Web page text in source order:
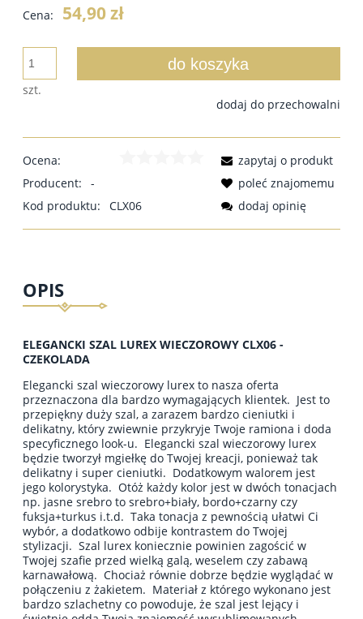
Cena: 54,90 zł
szt.
do koszyka
dodaj do przechowalni
Ocena:
Producent:
-
Kod produktu:
CLX06
zapytaj o produkt
poleć znajomemu
dodaj opinię
OPIS
ELEGANCKI SZAL LUREX WIECZOROWY CLX06 -
CZEKOLADA
Elegancki szal wieczorowy lurex to nasza oferta
przeznaczona dla bardzo wymagających klientek. Jest to
przepiękny duży szal, a zarazem bardzo cieniutki i
delikatny, który zwiewnie przykryje Twoje ramiona i doda
specyficznego look-u. Elegancki szal wieczorowy lurex
będzie tworzył mgiełkę do Twojej kreacji, ponieważ tak
delikatny i super cieniutki. Dodatkowym walorem jest
jego kolorystyka. Otóż każdy kolor jest w dwóch tonacjach
np. jasne srebro to srebro+biały, bordo+czarny czy
fuksja+turkus i.t.d. Taka tonacja z pewnością ułatwi Ci
wybór, a dodatkowo odbije kontrastem do Twojej
stylizacji. Szal lurex koniecznie powinien zagościć w
Twojej szafie przed wielką galą, weselem czy zabawą
karnawałową. Chociaż równie dobrze będzie wyglądać w
połączeniu z żakietem. Materiał z którego wykonano jest
bardzo szlachetny co powoduje, że szal jest lejący i